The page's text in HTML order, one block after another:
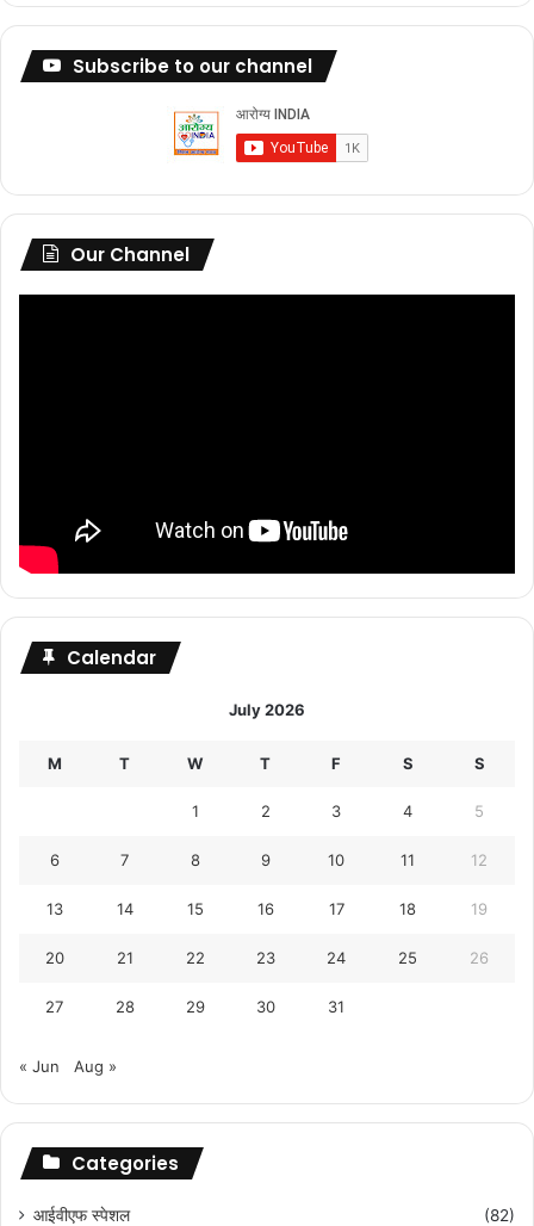
Subscribe to our channel
Our Channel
Calendar
July 2026
M T W T F S S
1 2 3 4 5
6 7 8 9 10 11 12
13 14 15 16 17 18 19
20 21 22 23 24 25 26
27 28 29 30 31
« Jun Aug »
Categories
आईवीएफ स्पेशल (82)